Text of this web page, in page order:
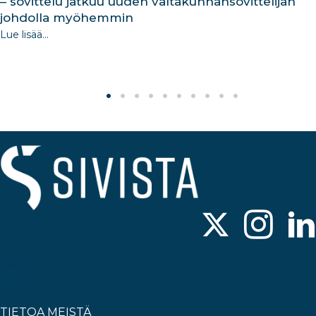
johdolla myöhemmin
Lue lisää...
TIETOA MEISTÄ